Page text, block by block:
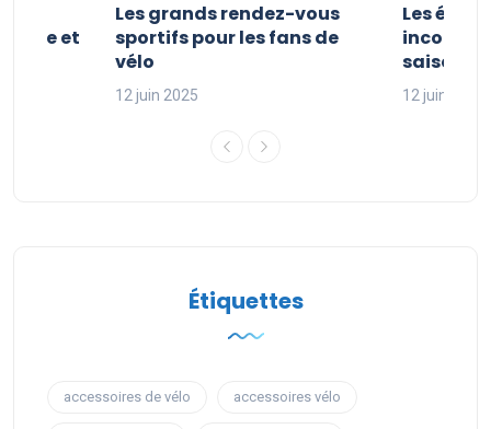
et
Les grands rendez-vous
sportifs pour les fans de
vélo
12 juin 2025
Les
saison
12 juin 2025
Étiquettes
accessoires de vélo accessoires vélo